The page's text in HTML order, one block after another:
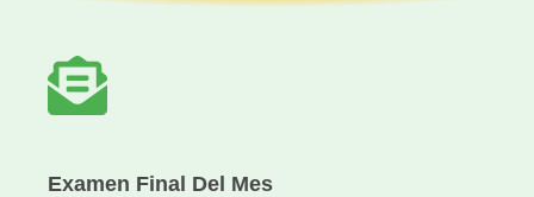
Examen Final Del Mes